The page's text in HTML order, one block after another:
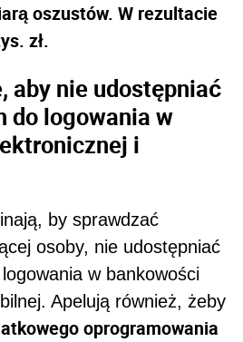
oszustów. W rezultacie
zł.
aby nie udostępniać
do logowania w
i
by sprawdzać
osoby, nie udostępniać
w bankowości
Apelują również, żeby
oprogramowania